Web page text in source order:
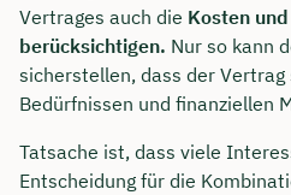
Vertrages auch die Kosten
berücksichtigen. Nur so kann
sicherstellen, dass der
Bedürfnissen und finanziellen
Tatsache ist, dass viele
Entscheidung für die